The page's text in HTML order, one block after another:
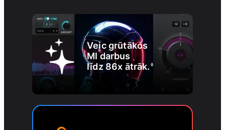
Veic grūtākos
MI darbus
līdz 86x ātrāk. ◊